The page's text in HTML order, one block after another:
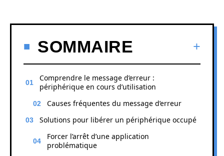
SOMMAIRE
Comprendre le message d’erreur :
périphérique en cours d’utilisation
Causes fréquentes du message d’erreur
Solutions pour libérer un périphérique occupé
Forcer l’arrêt d’une application
problématique